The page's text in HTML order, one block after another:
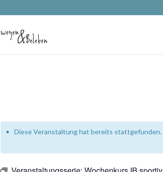
Diese Veranstaltung hat bereits stattgefunden.